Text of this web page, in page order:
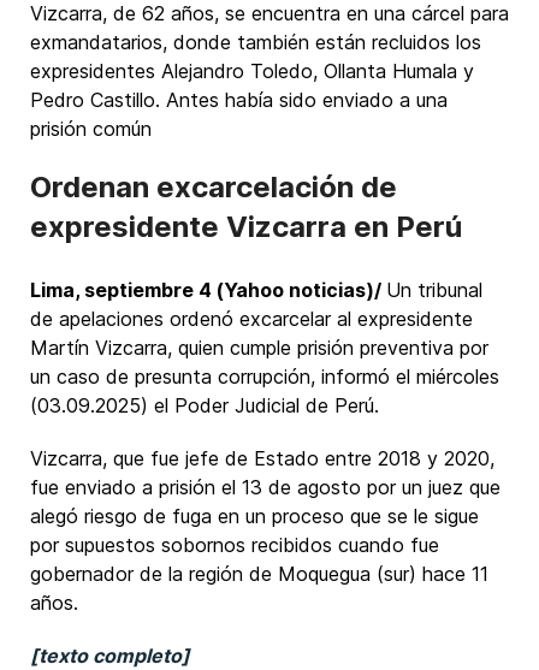
Vizcarra, de 62 años, se encuentra en una cárcel para
exmandatarios, donde también están recluidos los
expresidentes Alejandro Toledo, Ollanta Humala y
Pedro Castillo. Antes había sido enviado a una
prisión común
Ordenan excarcelación de
expresidente Vizcarra en Perú
Lima, septiembre 4 (Yahoo noticias)/ Un tribunal
de apelaciones ordenó excarcelar al expresidente
Martín Vizcarra, quien cumple prisión preventiva por
un caso de presunta corrupción, informó el miércoles
(03.09.2025) el Poder Judicial de Perú.
Vizcarra, que fue jefe de Estado entre 2018 y 2020,
fue enviado a prisión el 13 de agosto por un juez que
alegó riesgo de fuga en un proceso que se le sigue
por supuestos sobornos recibidos cuando fue
gobernador de la región de Moquegua (sur) hace 11
años.
[texto completo]